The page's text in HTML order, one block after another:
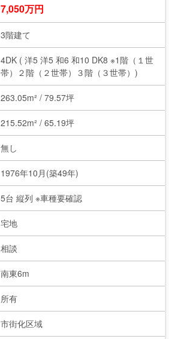
7,050万円
3階建て
4DK ( 洋5 洋5 和6 和10 DK8 ※1階（１世
帯）２階（２世帯）３階（３世帯）)
263.05m² / 79.57坪
215.52m² / 65.19坪
無し
1976年10月(築49年)
5台 縦列 ※車種要確認
宅地
相談
南東6m
所有
市街化区域